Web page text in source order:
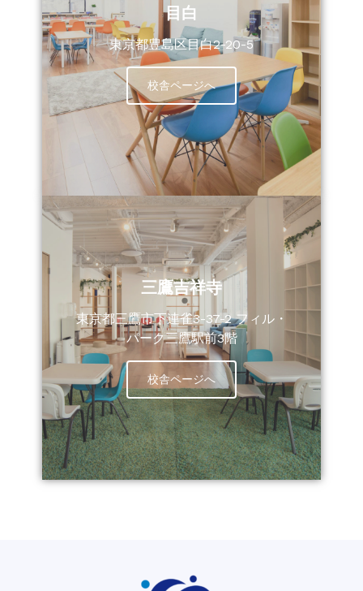
目白
東京都豊島区目白2-20-5
校舎ページへ
三鷹吉祥寺
東京都三鷹市下連雀3-37-2 フィル・
パーク三鷹駅前3階
校舎ページへ